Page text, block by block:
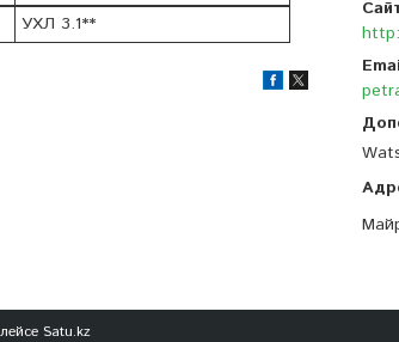
УХЛ 3.1**
Satu.kz